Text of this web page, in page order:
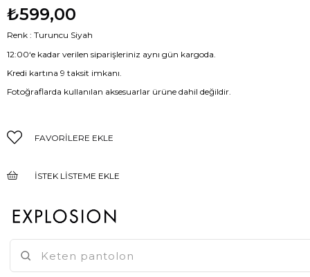
₺599,00
Renk : Turuncu Siyah
12:00‘e kadar verilen siparişleriniz aynı gün kargoda.
Kredi kartına 9 taksit imkanı.
Fotoğraflarda kullanılan aksesuarlar ürüne dahil değildir.
FAVORILERE EKLE
İSTEK LISTEME EKLE